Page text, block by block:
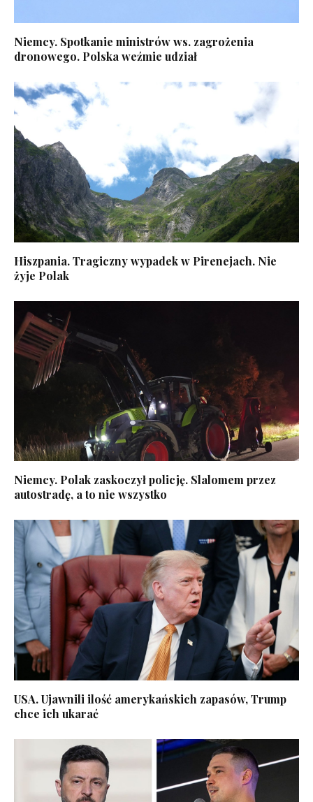
Niemcy. Spotkanie ministrów ws. zagrożenia
dronowego. Polska weźmie udział
Hiszpania. Tragiczny wypadek w Pirenejach. Nie
żyje Polak
Niemcy. Polak zaskoczył policję. Slalomem przez
autostradę, a to nie wszystko
USA. Ujawnili ilość amerykańskich zapasów, Trump
chce ich ukarać